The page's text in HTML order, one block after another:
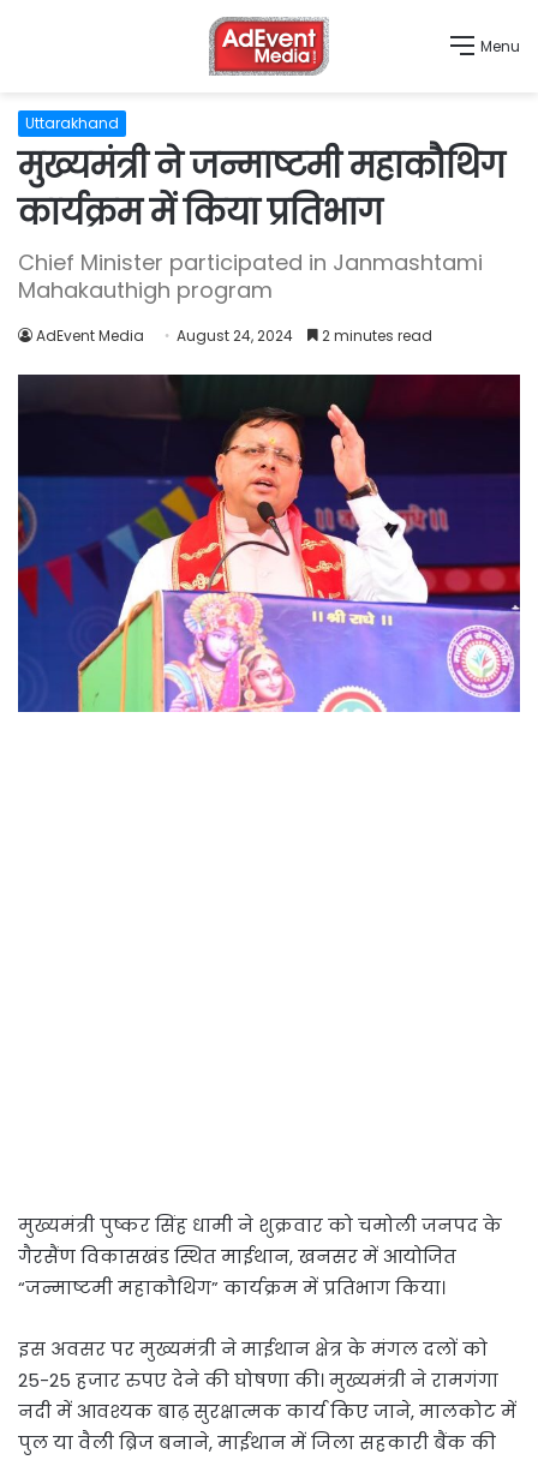
Menu
Uttarakhand
मुख्यमंत्री ने जन्माष्टमी महाकौथिग
कार्यक्रम में किया प्रतिभाग
Chief Minister participated in Janmashtami
Mahakauthigh program
AdEvent Media August 24, 2024 2 minutes read
मुख्यमंत्री पुष्कर सिंह धामी ने शुक्रवार को चमोली जनपद के
गैरसैंण विकासखंड स्थित माईथान, खनसर में आयोजित
“जन्माष्टमी महाकौथिग” कार्यक्रम में प्रतिभाग किया।
इस अवसर पर मुख्यमंत्री ने माईथान क्षेत्र के मंगल दलों को
25-25 हजार रुपए देने की घोषणा की। मुख्यमंत्री ने रामगंगा
नदी में आवश्यक बाढ़ सुरक्षात्मक कार्य किए जाने, मालकोट में
पुल या वैली ब्रिज बनाने, माईथान में जिला सहकारी बैंक की